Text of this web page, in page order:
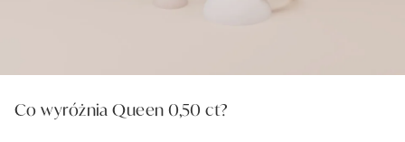
Co wyróżnia Queen 0,50 ct?